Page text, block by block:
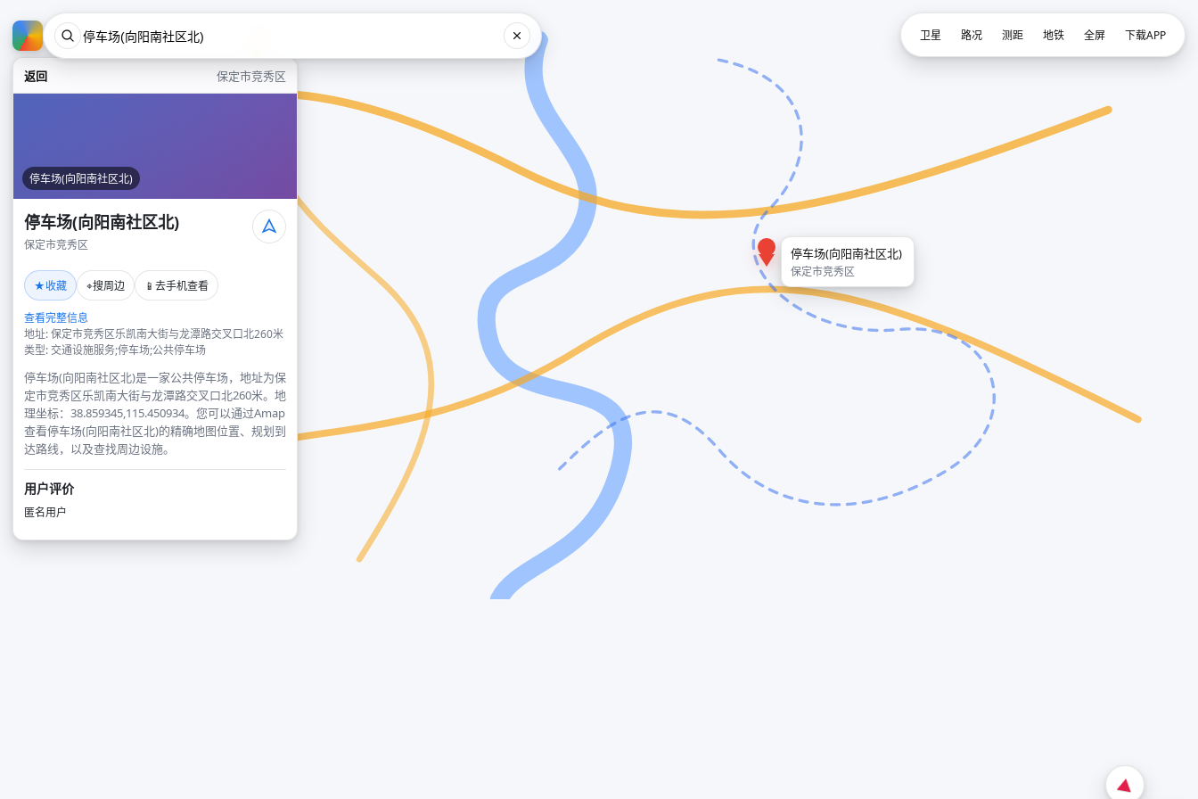
返回 保定市竞秀区
停车场(向阳南社区北)
停车场(向阳南社区北)
保定市竞秀区
★收藏 ⌖搜周边 📱 去手机查看
查看完整信息
地址: 保定市竞秀区乐凯南大街与龙潭路交叉口北260米
类型: 交通设施服务;停车场;公共停车场
停车场(向阳南社区北)是一家公共停车场，地址为保
定市竞秀区乐凯南大街与龙潭路交叉口北260米。地
理坐标：38.859345,115.450934。您可以通过Amap
查看停车场(向阳南社区北)的精确地图位置、规划到
达路线，以及查找周边设施。
用户评价
匿名用户
停车场(向阳南社区北)
保定市竞秀区
卫星 路况 测距 地铁 全屏 下载APP